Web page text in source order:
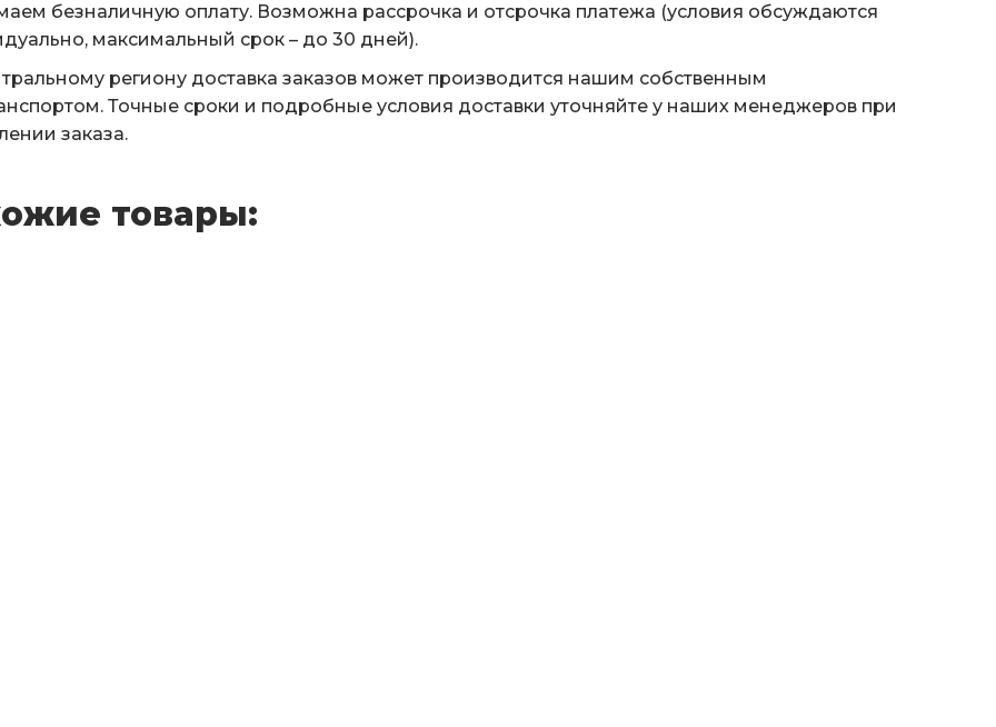
безналичную оплату. Возможна рассрочка и отсрочка платежа (условия обсуждаются
максимальный срок – до 30 дней).
региону доставка заказов может производится нашим собственным
Точные сроки и подробные условия доставки уточняйте у наших менеджеров при
заказа.
товары: